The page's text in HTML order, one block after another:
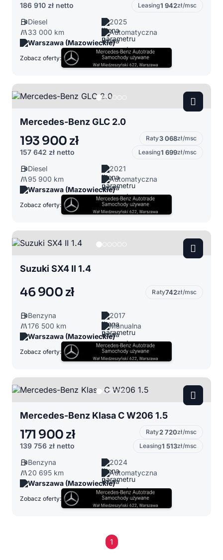
186 910 zł netto Leasing1 942zł/msc
Diesel
2025
33 000 km
Automatyczna
Warszawa (Mazowieckie)
Zobacz oferty:
Mercedes-Benz GLC 2.0
193 900 zł
157 642 zł netto
Raty3 068zł/msc
Leasing1 699zł/msc
Diesel
2021
95 900 km
Automatyczna
Warszawa (Mazowieckie)
Zobacz oferty:
Suzuki SX4 II 1.4
46 900 zł Raty742zł/msc
Benzyna
2017
176 500 km
Manualna
Warszawa (Mazowieckie)
Zobacz oferty:
Mercedes-Benz Klasa C W206 1.5
171 900 zł
139 756 zł netto
Raty2 720zł/msc
Leasing1 513zł/msc
Benzyna
2024
20 695 km
Automatyczna
Warszawa (Mazowieckie)
Zobacz oferty:
1